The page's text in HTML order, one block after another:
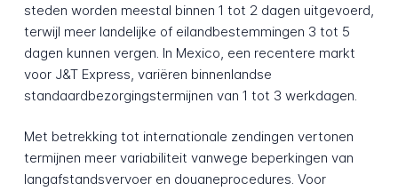
steden worden meestal binnen 1 tot 2 dagen uitgevoerd,
terwijl meer landelijke of eilandbestemmingen 3 tot 5
dagen kunnen vergen. In Mexico, een recentere markt
voor J&T Express, variëren binnenlandse
standaardbezorgingstermijnen van 1 tot 3 werkdagen.
Met betrekking tot internationale zendingen vertonen
termijnen meer variabiliteit vanwege beperkingen van
langafstandsvervoer en douaneprocedures. Voor